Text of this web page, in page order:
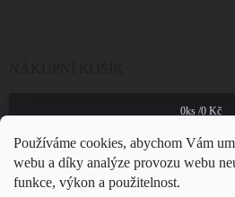
Používáme cookies, abychom Vám
webu a díky analýze provozu webu
funkce, výkon a použitelnost.
0ks /0 Kč